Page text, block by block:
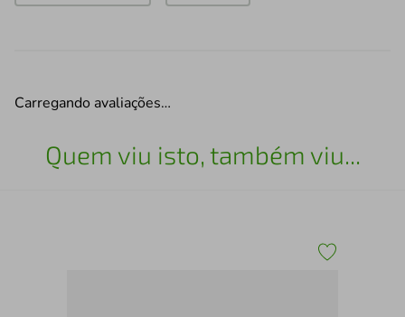
Carregando avaliações…
Quem viu isto, também viu...